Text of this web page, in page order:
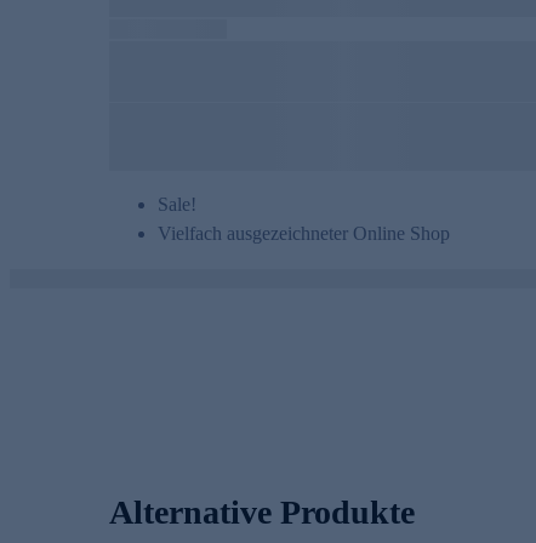
Sale!
Vielfach ausgezeichneter Online Shop
Alternative Produkte